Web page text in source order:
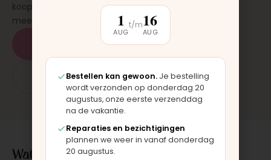
koopverplichting. Bevalt hij? Dan neem je hem direct
mee.
Plan een bezichtiging
App: 06 - 2862 1330
Wat klanten over ons zeggen
1
AUG
t/m16
AUG
Bestellen kan gewoon. Je bestelling
wordt verzonden op donderdag 20
augustus, onze eerste verzenddag
na de vakantie.
Reparaties en bezichtigingen
plannen we weer in vanaf donderdag
20 augustus.